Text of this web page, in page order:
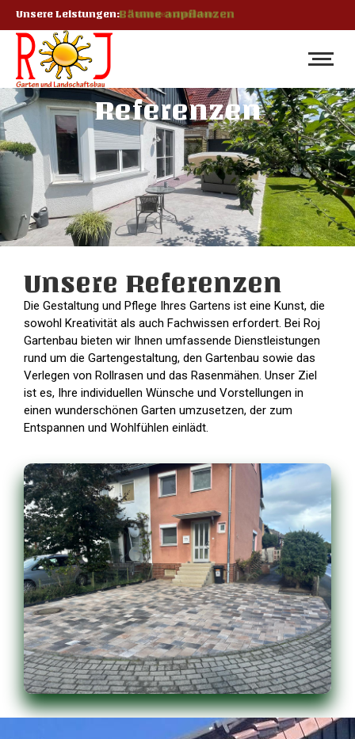
Unsere Leistungen: Bäume anpflanzen
Referenzen
Unsere Referenzen
Die Gestaltung und Pflege Ihres Gartens ist eine Kunst, die
sowohl Kreativität als auch Fachwissen erfordert. Bei Roj
Gartenbau bieten wir Ihnen umfassende Dienstleistungen
rund um die Gartengestaltung, den Gartenbau sowie das
Verlegen von Rollrasen und das Rasenmähen. Unser Ziel
ist es, Ihre individuellen Wünsche und Vorstellungen in
einen wunderschönen Garten umzusetzen, der zum
Entspannen und Wohlfühlen einlädt.